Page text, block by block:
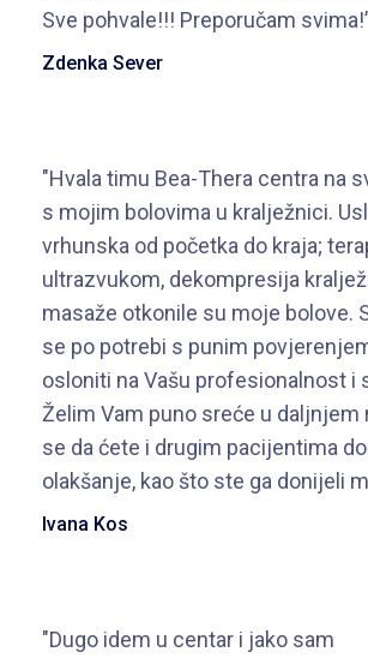
Sve pohvale!!! Preporučam
Zdenka Sever
"Hvala timu Bea-Thera centra na
s mojim bolovima u kralježnici.
vrhunska od početka do kraja;
ultrazvukom, dekompresija
masaže otkonile su moje bolove.
se po potrebi s punim
osloniti na Vašu profesionalnost i
Želim Vam puno sreće u daljnjem
se da ćete i drugim pacijentima
olakšanje, kao što ste ga donijeli
Ivana Kos
"Dugo idem u centar i jako sam